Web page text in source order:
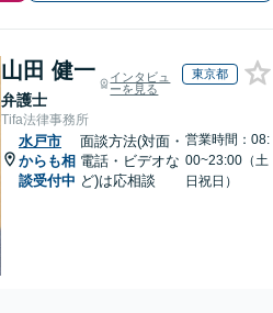
山田 健一
弁護士
インタビュ
ーを見る
東京都
Tifa法律事務所
水戸市
からも相
談受付中
面談方法(対面・
電話・ビデオな
ど)は応相談
営業時間：08:
00~23:00（土
日祝日）